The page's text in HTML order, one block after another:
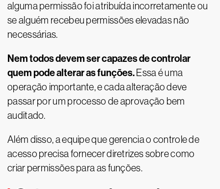
alguma permissão foi atribuída incorretamente ou
se alguém recebeu permissões elevadas não
necessárias.
Nem todos devem ser capazes de controlar
quem pode alterar as funções. Essa é uma
operação importante, e cada alteração deve
passar por um processo de aprovação bem
auditado.
Além disso, a equipe que gerencia o controle de
acesso precisa fornecer diretrizes sobre como
criar permissões para as funções.